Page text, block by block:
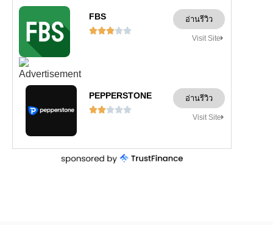
FBS

อ่านรีวิว
Visit Site
PEPPERSTONE

อ่านรีวิว
Visit Site